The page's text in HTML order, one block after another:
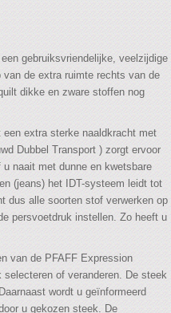
gebruiksvriendelijke, veelzijdige
de extra ruimte rechts van de
dikke en zware stoffen nog
extra sterke naaldkracht met
Dubbel Transport ) zorgt ervoor
naait met dunne en kwetsbare
(jeans) het IDT-systeem leidt tot
dus alle soorten stof verwerken op
persvoetdruk instellen. Zo heeft u
van de PFAFF Expression
of veranderen. De steek
wordt u geïnformeerd
u gekozen steek. De